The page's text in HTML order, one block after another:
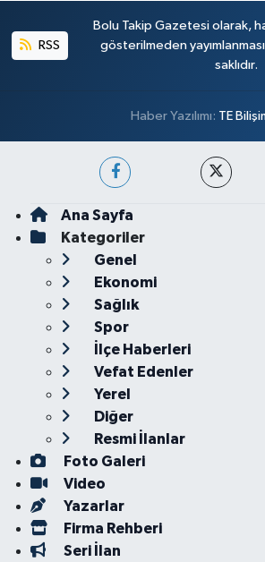
RSS
Bolu Takip Gazetesi olarak,
gösterilmeden
saklıdır.
Haber Yazılımı: TE
Ana Sayfa
Kategoriler
Genel
Ekonomi
Sağlık
Spor
İlçe Haberleri
Vefat Edenler
Yerel
Diğer
Resmi İlanlar
Foto Galeri
Video
Yazarlar
Firma Rehberi
Seri İlan